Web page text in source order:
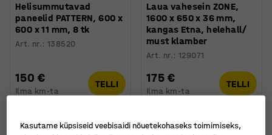
Helisummutavad
paneelid PATTERN, 600 x
600 x 11 mm, 8 tk
Art. nr.:138520
150 €
Ilma km-ta
TELLI
Laua vahesein ZONE,
1600 x 650 x 36 mm,
kangas Etna, helehall/
must klamber
Art. nr.:129071
175 €
Ilma km-ta
TELLI
Kasutame küpsiseid veebisaidi nõuetekohaseks toimimiseks,